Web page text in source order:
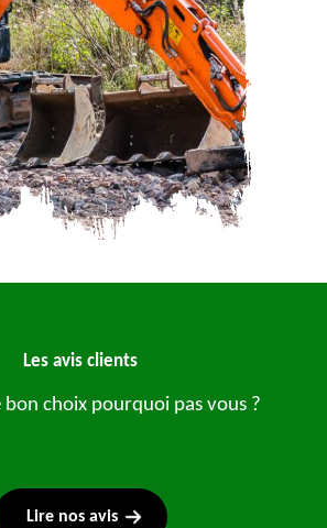
Les avis clients
bon choix pourquoi pas vous ?
Lire nos avis